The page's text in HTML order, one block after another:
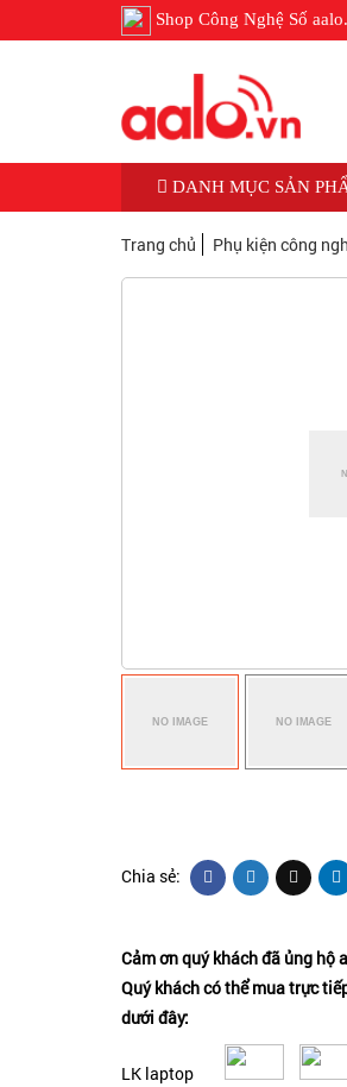
Shop Công Nghệ Số
DANH MỤC SẢN
Trang chủ Phụ kiện công
Chia sẻ:
Cảm ơn quý khách đã ủng hộ
Quý khách có thể mua trực
dưới đây:
LK laptop